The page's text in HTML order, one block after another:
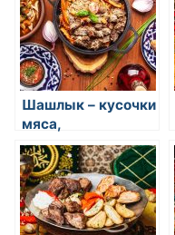
Шашлык – кусочки
мяса,
замаринованные и
обжаренные на
шампурах